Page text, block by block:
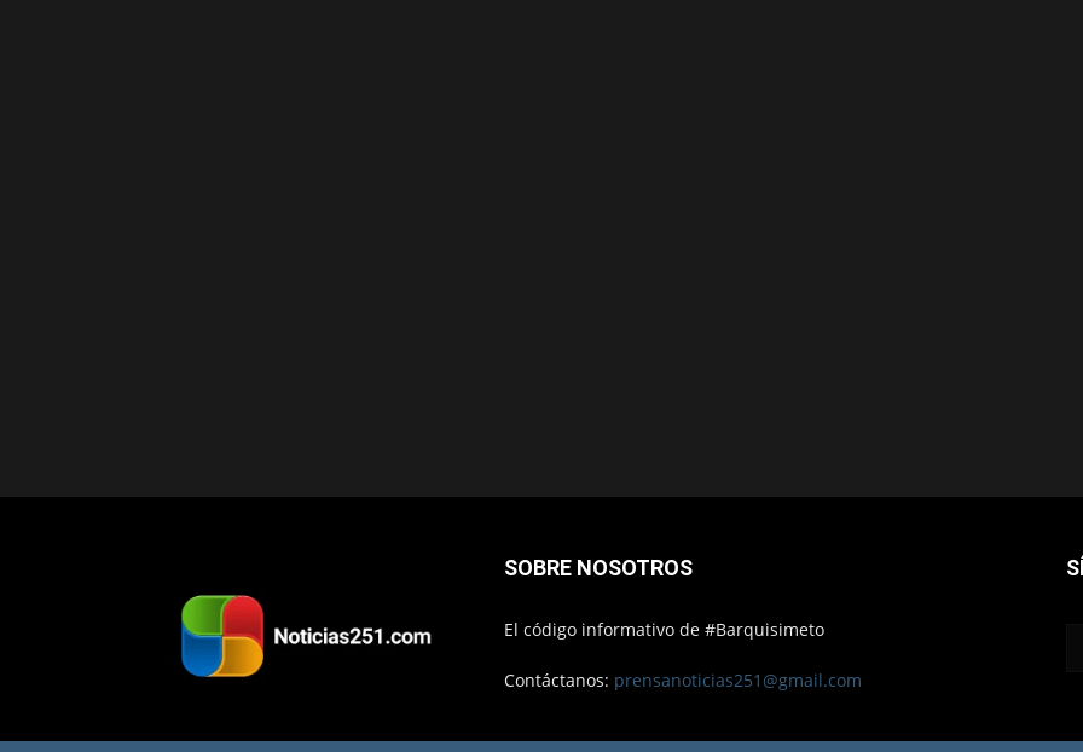
SOBRE NOSOTROS
El código informativo de #Barquisimeto
Contáctanos: prensanoticias251@gmail.com